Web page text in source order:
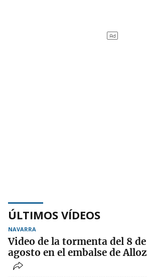
ÚLTIMOS VÍDEOS
NAVARRA
Video de la tormenta del 8 de
agosto en el embalse de Alloz